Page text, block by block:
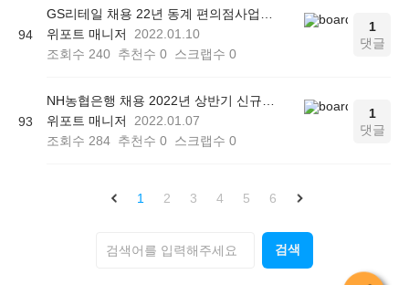
94
GS리테일 채용 22년 동계 편의점사업부 및 지원본부 채용형 인턴 자소서 작성법
위포트 매니저
2022.01.10
조회수 240 추천수 0 스크랩수 0
1
댓글
93
NH농협은행 채용 2022년 상반기 신규직원 자소서 작성방법
위포트 매니저
2022.01.07
조회수 284 추천수 0 스크랩수 0
1
댓글
1 2 3 4 5 6
검색